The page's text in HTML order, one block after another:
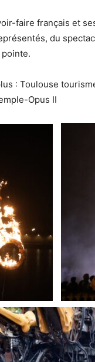
faire français et
du
: Toulouse
Opus II